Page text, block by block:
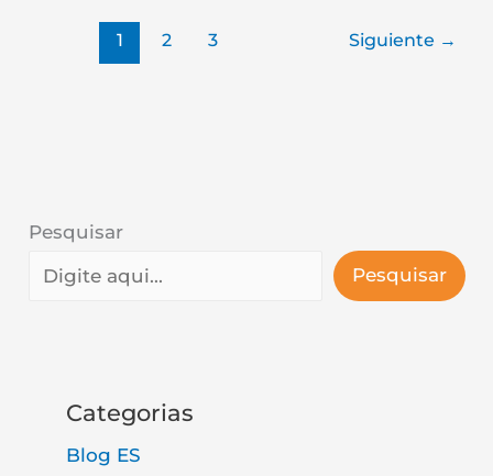
1 2 3 Siguiente →
Pesquisar
Pesquisar
Categorias
Blog ES